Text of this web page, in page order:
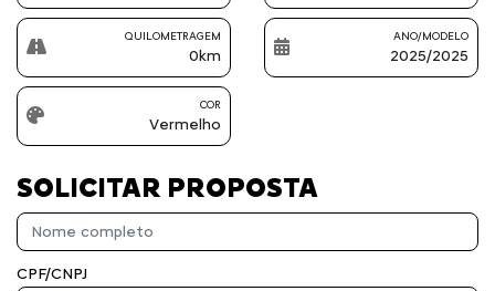
QUILOMETRAGEM
0km
ANO/MODELO
2025/2025
COR
Vermelho
SOLICITAR PROPOSTA
CPF/CNPJ